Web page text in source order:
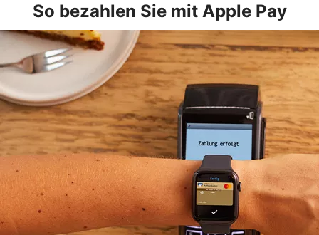
So bezahlen Sie mit Apple Pay